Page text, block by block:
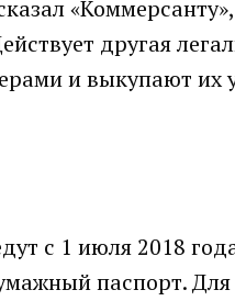
другая
и выкупают их
с 1 июля 2018
паспорт.